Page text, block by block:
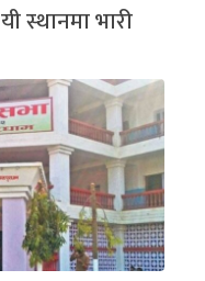
स्थानमा भारी